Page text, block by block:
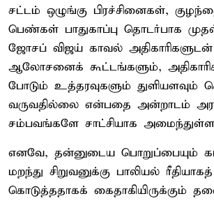
சட்டம் ஒழுங்கு பிரச்சினைகள்,
பெண்கள் பாதுகாப்பு தொடர்பாக
ஜோசப் விஜய் காவல் அதிகாரிகளுடன்
ஆலோசனைக் கூட்டங்களும்,
போடும் உத்தரவுகளும் துளியளவும்
வருவதில்லை என்பதை அன்றாடம்
சம்பவங்களே சாட்சியாக
எனவே, தன்னுடைய பொறுப்பையும்
மறந்து சிறுவனுக்கு பாலியல்
கொடுத்ததாகக் கைதாகியிருக்கும்